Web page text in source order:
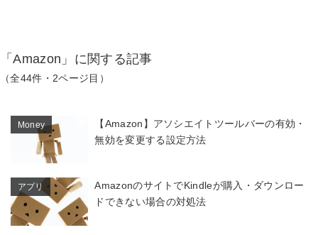
「Amazon」に関する記事
（全44件・2ページ目）
Money
【Amazon】アソシエイトツールバーの有効・
無効を変更する設定方法
アプリ
AmazonのサイトでKindleが購入・ダウンロー
ドできない場合の対処法